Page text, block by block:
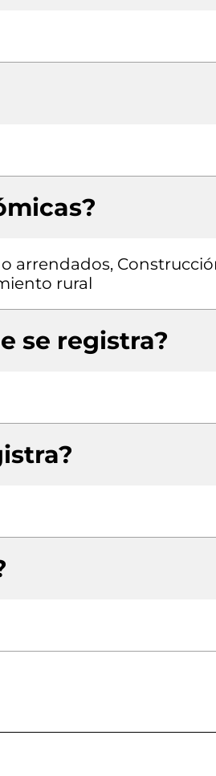
arrendados,
rural
se registra?